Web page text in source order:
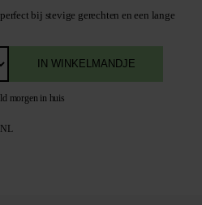
bij stevige gerechten en een lange
IN WINKELMANDJE
morgen in huis
NL